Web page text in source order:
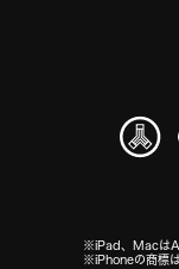
※iPad、Macは
※iPhoneの商標は